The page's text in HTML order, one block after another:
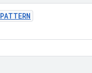
PATTERN